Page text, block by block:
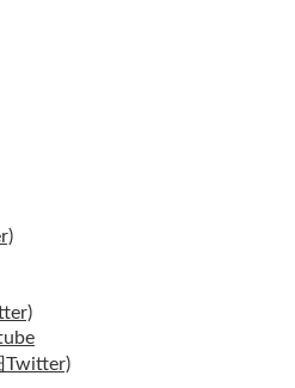
Twitter)